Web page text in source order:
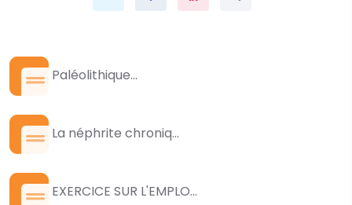
Paléolithique...
La néphrite chroniq...
EXERCICE SUR L'EMPLO...